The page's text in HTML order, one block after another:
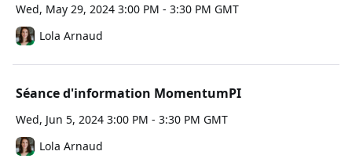
Wed, May 29, 2024 3:00 PM - 3:30 PM GMT
Lola Arnaud
Séance d'information MomentumPI
Wed, Jun 5, 2024 3:00 PM - 3:30 PM GMT
Lola Arnaud